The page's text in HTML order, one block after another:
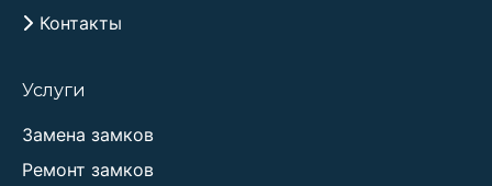
Контакты
Услуги
Замена замков
Ремонт замков